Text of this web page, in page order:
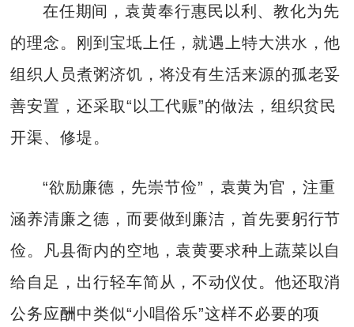
在任期间，袁黄奉行惠民以利、教化为先
的理念。刚到宝坻上任，就遇上特大洪水，他
组织人员煮粥济饥，将没有生活来源的孤老妥
善安置，还采取“以工代赈”的做法，组织贫民
开渠、修堤。
“欲励廉德，先崇节俭”，袁黄为官，注重
涵养清廉之德，而要做到廉洁，首先要躬行节
俭。凡县衙内的空地，袁黄要求种上蔬菜以自
给自足，出行轻车简从，不动仪仗。他还取消
公务应酬中类似“小唱俗乐”这样不必要的项